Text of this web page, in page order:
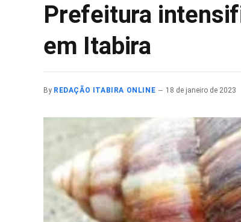
Prefeitura
em Itabira
By REDAÇÃO ITABIRA ONLINE 18 de janeiro de 2023